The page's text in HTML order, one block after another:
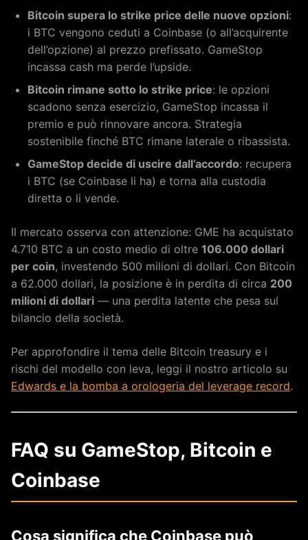
Bitcoin supera lo strike price delle nuove opzioni:
i BTC vengono ceduti a Coinbase (o all’acquirente
dell’opzione) al prezzo prefissato. GameStop
incassa cash ma perde l’upside.
Bitcoin rimane sotto lo strike price: le opzioni
scadono senza esercizio, GameStop incassa il
premio e può rinnovare ancora. Strategia
sostenibile finché BTC rimane laterale o ribassista.
GameStop decide di uscire dall’accordo: recupera
i BTC (se Coinbase li ha) e torna alla custodia
diretta o li vende.
Il mercato osserva con attenzione: GME ha acquistato
4.710 BTC a un costo medio di oltre 106.000 dollari
per coin, investendo 500 milioni di dollari. Con Bitcoin
a 62.000 dollari, la posizione è in perdita di circa 200
milioni di dollari — una perdita latente che pesa sul
bilancio della società.
Per approfondire il tema delle Bitcoin treasury e i
rischi del modello con leva, leggi il nostro articolo su
Edwards e la bomba a orologeria del leverage record.
FAQ su GameStop, Bitcoin e
Coinbase
Cosa significa che Coinbase può